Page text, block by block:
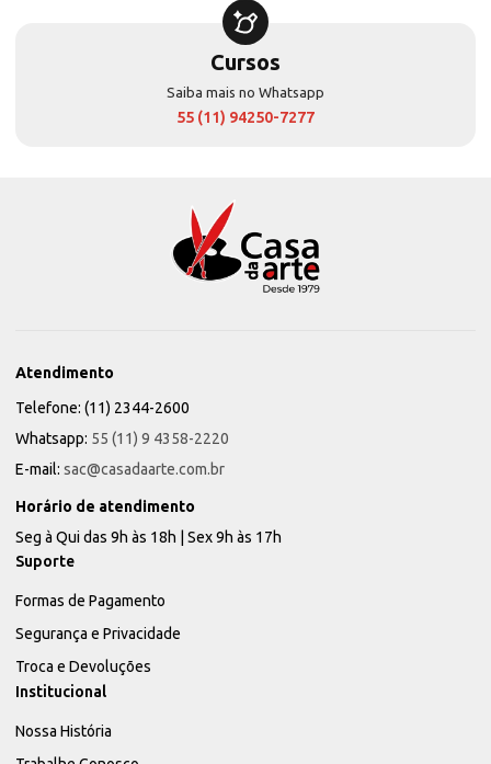
Cursos
Saiba mais no Whatsapp
55 (11) 94250-7277
Atendimento
Telefone: (11) 2344-2600
Whatsapp: 55 (11) 9 4358-2220
E-mail: sac@casadaarte.com.br
Horário de atendimento
Seg à Qui das 9h às 18h | Sex 9h às 17h
Suporte
Formas de Pagamento
Segurança e Privacidade
Troca e Devoluções
Institucional
Nossa História